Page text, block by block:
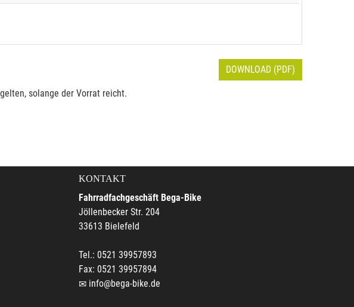
DOWNLOAD (PDF)
solange der Vorrat reicht.
KONTAKT
Fahrradfachgeschäft Bega-Bike
Jöllenbecker Str. 204
33613 Bielefeld
Tel.: 0521 39957893
Fax: 0521 39957894
info@bega-bike.de